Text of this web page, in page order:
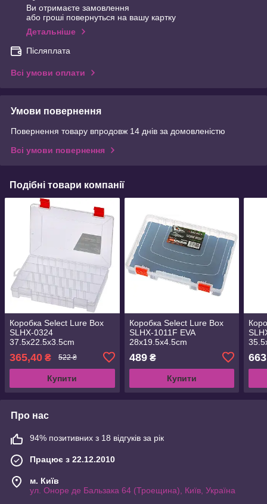
Ви отримаєте замовлення
або гроші повернуться на вашу картку
Детальніше
Післяплата
Всі умови оплати
Умови повернення
Повернення товару впродовж 14 днів за домовленістю
Всі умови повернення
Подібні товари компанії
Коробка Select Lure Box
SLHX-0324
37.5х22.5х3.5cm
365,40 ₴ 522 ₴
Купити
Коробка Select Lure Box
SLHX-1011F EVA
28х19.5х4.5cm
489₴
Купити
663
Про нас
94% позитивних з 18 відгуків за рік
Працює з 22.12.2010
м. Київ
ул. Оноре де Бальзака 64 (Троещина), Київ, Україна